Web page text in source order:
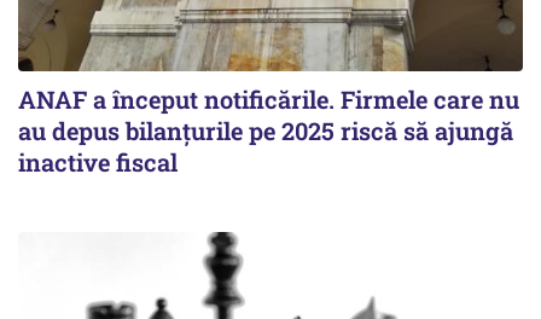
ANAF a început notificările. Firmele care nu
au depus bilanțurile pe 2025 riscă să ajungă
inactive fiscal